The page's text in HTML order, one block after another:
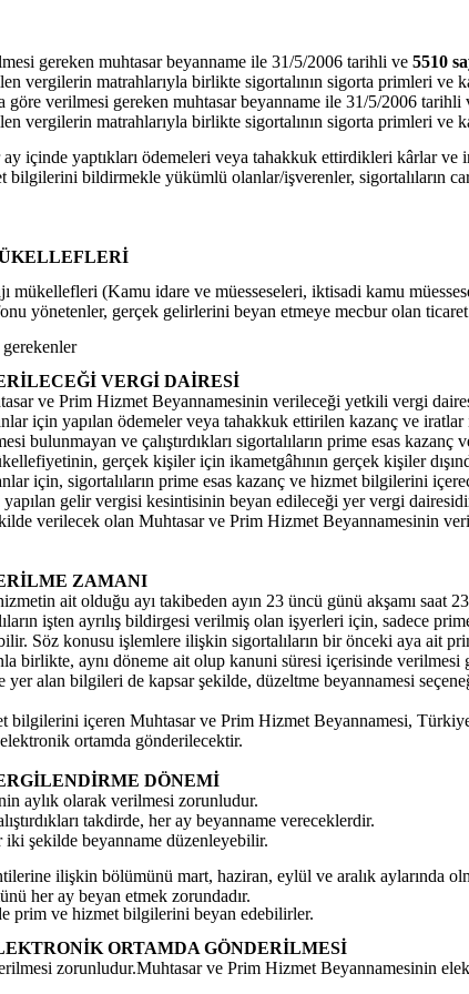
gereken muhtasar beyanname ile 31/5/2006 tarihli ve 5510
vergilerin matrahlarıyla birlikte sigortalının sigorta primleri ve
verilmesi gereken muhtasar beyanname ile 31/5/2006 tarihli
vergilerin matrahlarıyla birlikte sigortalının sigorta primleri ve
içinde yaptıkları ödemeleri veya tahakkuk ettirdikleri kârlar
bilgilerini bildirmekle yükümlü olanlar/işverenler,
mükellefleri (Kamu idare ve müesseseleri, iktisadi kamu
yönetenler, gerçek gelirlerini beyan etmeye mecbur olan
VERGİ DAİRESİ
ve Prim Hizmet Beyannamesinin verileceği yetkili vergi
için yapılan ödemeler veya tahakkuk ettirilen kazanç ve
bulunmayan ve çalıştırdıkları sigortalıların prime esas
gerçek kişiler için ikametgâhının gerçek kişiler
için, sigortalıların prime esas kazanç ve hizmet bilgilerini
gelir vergisi kesintisinin beyan edileceği yer vergi
verilecek olan Muhtasar ve Prim Hizmet Beyannamesinin
ZAMANI
ait olduğu ayı takibeden ayın 23 üncü günü akşamı saat
işten ayrılış bildirgesi verilmiş olan işyerleri için, sadece
Söz konusu işlemlere ilişkin sigortalıların bir önceki aya ait
birlikte, aynı döneme ait olup kanuni süresi içerisinde
alan bilgileri de kapsar şekilde, düzeltme beyannamesi
bilgilerini içeren Muhtasar ve Prim Hizmet Beyannamesi,
ortamda gönderilecektir.
DÖNEMİ
aylık olarak verilmesi zorunludur.
takdirde, her ay beyanname vereceklerdir.
iki şekilde beyanname düzenleyebilir.
ilişkin bölümünü mart, haziran, eylül ve aralık aylarında
her ay beyan etmek zorundadır.
prim ve hizmet bilgilerini beyan edebilirler.
ORTAMDA GÖNDERİLMESİ
zorunludur.Muhtasar ve Prim Hizmet Beyannamesinin